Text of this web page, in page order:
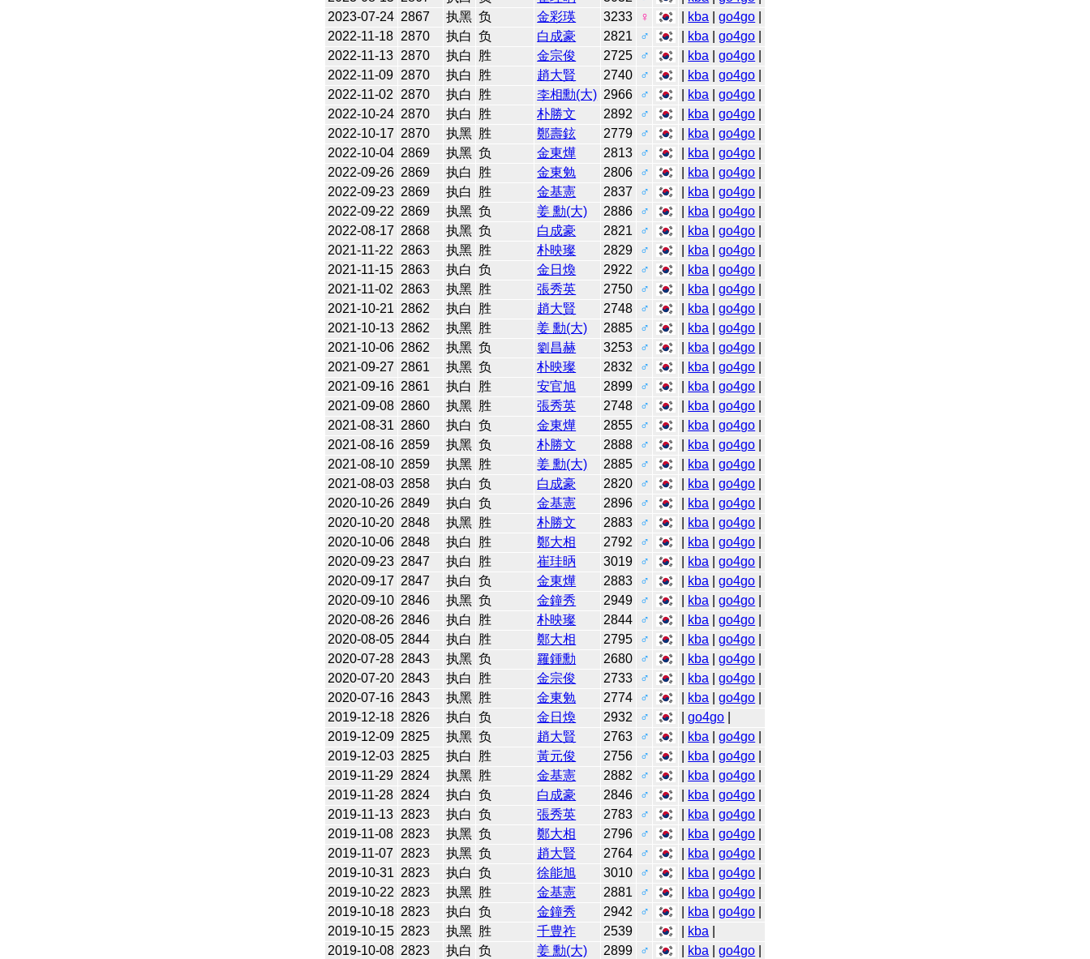
2023-07-24 2867 执黑 负 金彩瑛 3233 ♀ kba |go4go
2022-11-18 2870 执白 负 白成豪 2821 ♂ kba |go4go
2022-11-13 2870 执白 胜 金宗俊 2725 ♂ kba |go4go
2022-11-09 2870 执白 胜 趙大賢 2740 ♂ kba |go4go
2022-11-02
2870 执白 胜 李相勳(大) 2966 ♂ kba |go4go
2022-10-24 2870 执白 胜 朴勝文 2892 ♂ kba |go4go
2022-10-17 2870 执黑 胜 鄭壽鉉 2779 ♂ kba |go4go
2022-10-04 2869 执黑 负 金東燁 2813 ♂ kba |go4go
2022-09-26 2869 执白 胜 金東勉 2806 ♂ kba |go4go
2022-09-23 2869 执白 胜 金基憲 2837 ♂ kba |go4go
2022-09-22 2869 执黑 负 姜 勳(大) 2886 ♂ kba |go4go
2022-08-17 2868 执黑 负 白成豪 2821 ♂ kba |go4go
2021-11-22
2863 执黑 胜 朴映璨 2829 ♂ kba |go4go
2021-11-15 2863 执白 负 金日煥 2922 ♂ kba |go4go
2021-11-02
2863 执黑 胜 張秀英 2750 ♂ kba |go4go
2021-10-21 2862 执白 胜 趙大賢 2748 ♂ kba |go4go
2021-10-13 2862 执黑 胜 姜 勳(大) 2885 ♂ kba |go4go
2021-10-06 2862 执黑 负 劉昌赫 3253 ♂ kba |go4go
2021-09-27 2861 执黑 负 朴映璨 2832 ♂ kba |go4go
2021-09-16 2861 执白 胜 安官旭 2899 ♂ kba |go4go
2021-09-08 2860 执黑 胜 張秀英 2748 ♂ kba |go4go
2021-08-31 2860 执白 负 金東燁 2855 ♂ kba |go4go
2021-08-16 2859 执黑 负 朴勝文 2888 ♂ kba |go4go
2021-08-10 2859 执黑 胜 姜 勳(大) 2885 ♂ kba |go4go
2021-08-03 2858 执白 负 白成豪 2820 ♂ kba |go4go
2020-10-26 2849 执白 负 金基憲 2896 ♂ kba |go4go
2020-10-20 2848 执黑 胜 朴勝文 2883 ♂ kba |go4go
2020-10-06 2848 执白 胜 鄭大相 2792 ♂ kba |go4go
2020-09-23 2847 执白 胜 崔珪昞 3019 ♂ kba |go4go
2020-09-17 2847 执白 负 金東燁 2883 ♂ kba |go4go
2020-09-10 2846 执黑 负 金鐘秀 2949 ♂ kba |go4go
2020-08-26 2846 执白 胜 朴映璨 2844 ♂ kba |go4go
2020-08-05 2844 执白 胜 鄭大相 2795 ♂ kba |go4go
2020-07-28 2843 执黑 负 羅鍾勳 2680 ♂ kba |go4go
2020-07-20 2843 执白 胜 金宗俊 2733 ♂ kba |go4go
2020-07-16 2843 执黑 胜 金東勉 2774 ♂ kba |go4go
2019-12-18 2826 执白 负 金日煥 2932 ♂ |go4go
2019-12-09 2825 执黑 负 趙大賢 2763 ♂ kba |go4go
2019-12-03 2825 执白 胜 黃元俊 2756 ♂ kba |go4go
2019-11-29 2824 执黑 胜 金基憲 2882 ♂ kba |go4go
2019-11-28 2824 执白 负 白成豪 2846 ♂ kba |go4go
2019-11-13 2823 执白 负 張秀英 2783 ♂ kba |go4go
2019-11-08 2823 执黑 负 鄭大相 2796 ♂ kba |go4go
2019-11-07
2823 执黑 负 趙大賢 2764 ♂ kba |go4go
2019-10-31 2823 执白 负 徐能旭 3010 ♂ kba |go4go
2019-10-22 2823 执黑 胜 金基憲 2881 ♂ kba |go4go
2019-10-18 2823 执白 负 金鐘秀 2942 ♂ kba |go4go
2019-10-15 2823 执黑 胜 千豊祚 2539 kba
2019-10-08 2823 执白 负 姜 勳(大) 2899 ♂ kba |go4go